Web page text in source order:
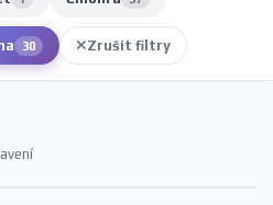
30 Zrušit filtry